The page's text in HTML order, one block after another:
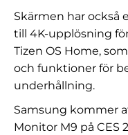
Skärmen har också
till 4K-upplösning
Tizen OS Home,
och funktioner för
underhållning.
Samsung kommer
Monitor M9 på CES